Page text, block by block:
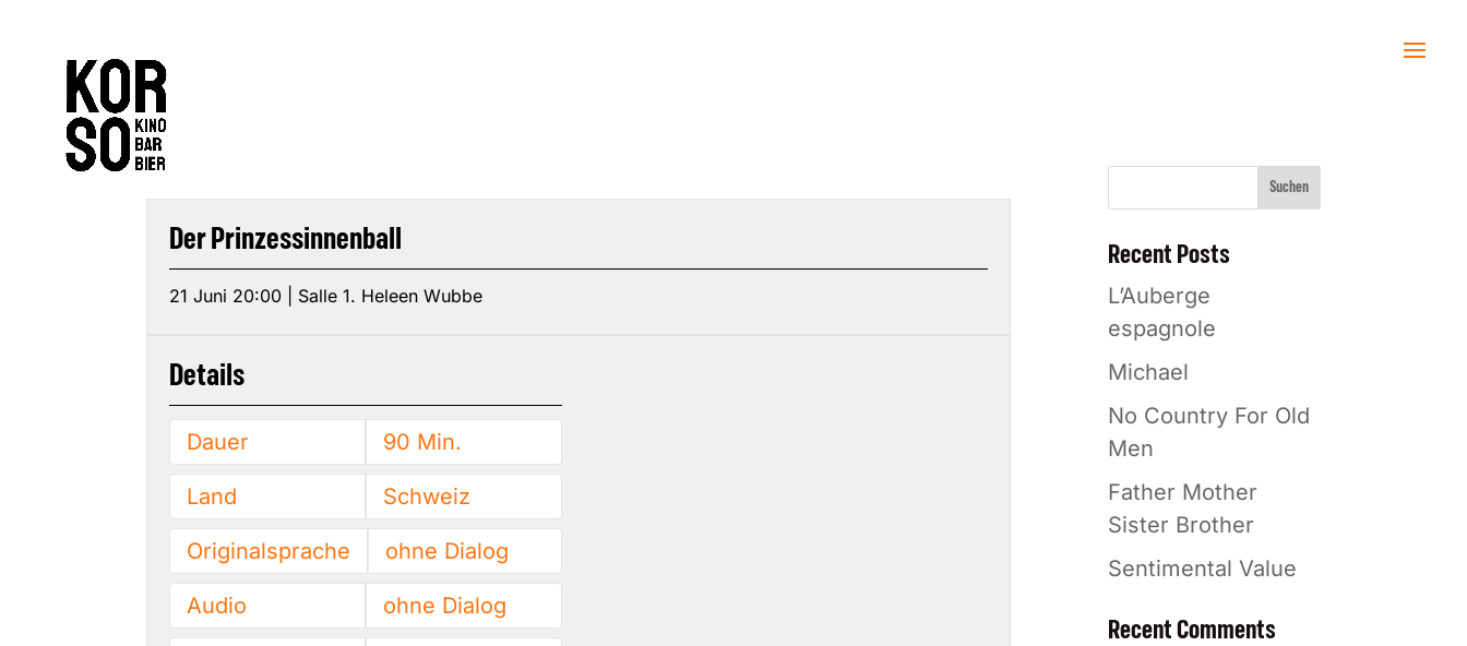
Der Prinzessinnenball
21 Juni 20:00 | Salle 1. Heleen Wubbe
Details
Dauer 90 Min.
Land Schweiz
Originalsprache ohne Dialog
Audio ohne Dialog
Suchen
Recent Posts
L’Auberge
espagnole
Michael
No Country For Old
Men
Father Mother
Sister Brother
Sentimental Value
Recent Comments